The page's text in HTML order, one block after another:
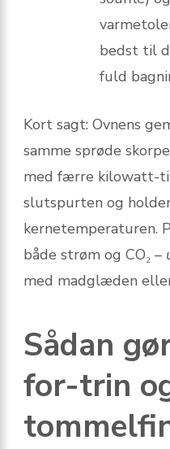
bedst til
fuld
Kort sagt: Ovnens
samme sprøde
med færre kilowatt-
slutspurten og
kernetemperaturen.
både strøm og CO₂ –
med madglæden
Sådan
for-trin